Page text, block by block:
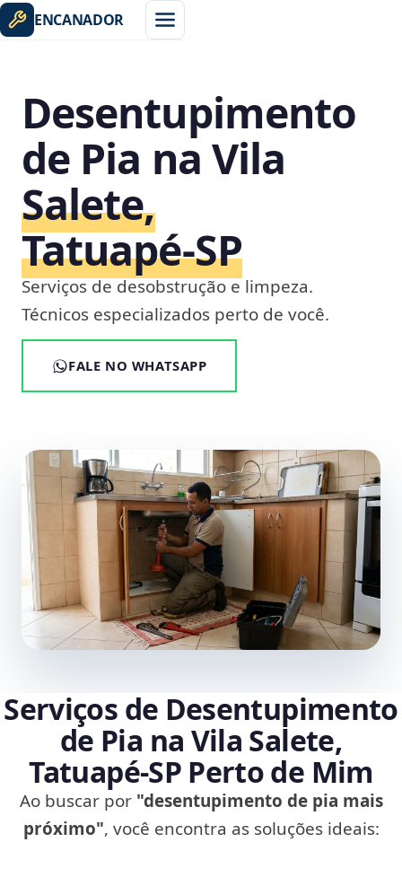
ENCANADOR
Desentupimento
de Pia na Vila
Salete,
Tatuapé‑SP
Serviços de desobstrução e limpeza.
Técnicos especializados perto de você.
FALE NO WHATSAPP
Serviços de Desentupimento
de Pia na Vila Salete,
Tatuapé‑SP Perto de Mim
Ao buscar por "desentupimento de pia mais
próximo", você encontra as soluções ideais: